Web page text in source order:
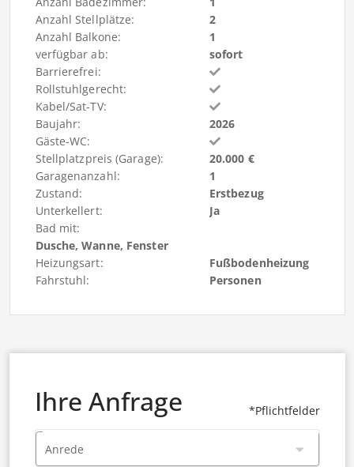
Anzahl Stellplätze:
2
Anzahl Balkone:
1
verfügbar ab:
sofort
Barrierefrei:
Rollstuhlgerecht:
Kabel/Sat-TV:
Baujahr:
2026
Gäste-WC:
Stellplatzpreis (Garage):
20.000 €
Garagenanzahl:
1
Zustand:
Erstbezug
Unterkellert:
Ja
Bad mit:
Dusche, Wanne, Fenster
Heizungsart:
Fußbodenheizung
Fahrstuhl:
Personen
*Pflichtfelder
Ihre Anfrage
Anrede